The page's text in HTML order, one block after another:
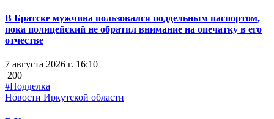
В Братске мужчина пользовался поддельным паспортом,
пока полицейский не обратил внимание на опечатку в его
отчестве
7 августа 2026 г. 16:10
200
#Подделка
Новости Иркутской области